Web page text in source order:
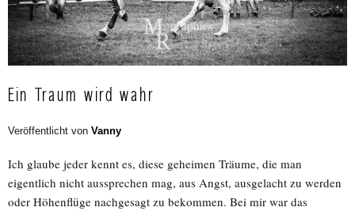
Ein Traum wird wahr
Veröffentlicht von Vanny
Ich glaube jeder kennt es, diese geheimen Träume, die man
eigentlich nicht aussprechen mag, aus Angst, ausgelacht zu werden
oder Höhenflüge nachgesagt zu bekommen. Bei mir war das